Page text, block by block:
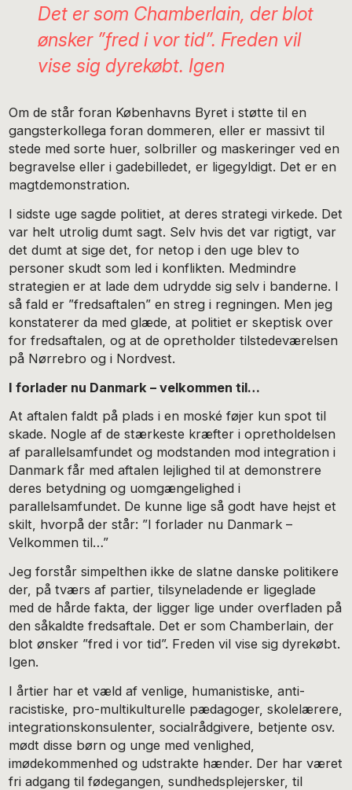
Det er som Chamberlain, der blot
ønsker ”fred i vor tid”. Freden vil
vise sig dyrekøbt. Igen
Om de står foran Københavns Byret i støtte til en
gangsterkollega foran dommeren, eller er massivt til
stede med sorte huer, solbriller og maskeringer ved en
begravelse eller i gadebilledet, er ligegyldigt. Det er en
magtdemonstration.
I sidste uge sagde politiet, at deres strategi virkede. Det
var helt utrolig dumt sagt. Selv hvis det var rigtigt, var
det dumt at sige det, for netop i den uge blev to
personer skudt som led i konflikten. Medmindre
strategien er at lade dem udrydde sig selv i banderne. I
så fald er ”fredsaftalen” en streg i regningen. Men jeg
konstaterer da med glæde, at politiet er skeptisk over
for fredsaftalen, og at de opretholder tilstedeværelsen
på Nørrebro og i Nordvest.
I forlader nu Danmark – velkommen til…
At aftalen faldt på plads i en moské føjer kun spot til
skade. Nogle af de stærkeste kræfter i opretholdelsen
af parallelsamfundet og modstanden mod integration i
Danmark får med aftalen lejlighed til at demonstrere
deres betydning og uomgængelighed i
parallelsamfundet. De kunne lige så godt have hejst et
skilt, hvorpå der står: ”I forlader nu Danmark –
Velkommen til…”
Jeg forstår simpelthen ikke de slatne danske politikere
der, på tværs af partier, tilsyneladende er ligeglade
med de hårde fakta, der ligger lige under overfladen på
den såkaldte fredsaftale. Det er som Chamberlain, der
blot ønsker ”fred i vor tid”. Freden vil vise sig dyrekøbt.
Igen.
I årtier har et væld af venlige, humanistiske, anti-
racistiske, pro-multikulturelle pædagoger, skolelærere,
integrationskonsulenter, socialrådgivere, betjente osv.
mødt disse børn og unge med venlighed,
imødekommenhed og udstrakte hænder. Der har været
fri adgang til fødegangen, sundhedsplejersker, til